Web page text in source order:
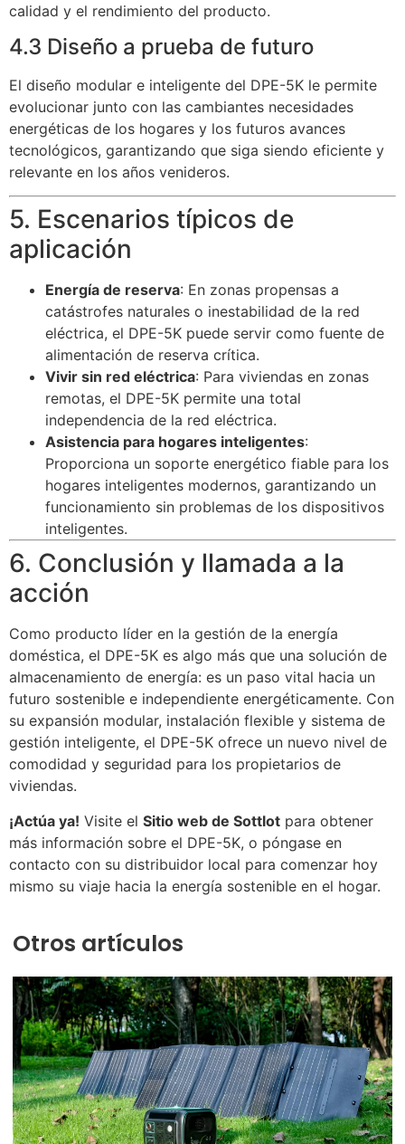
calidad y el rendimiento del producto.
4.3 Diseño a prueba de futuro
El diseño modular e inteligente del DPE-5K le permite
evolucionar junto con las cambiantes necesidades
energéticas de los hogares y los futuros avances
tecnológicos, garantizando que siga siendo eficiente y
relevante en los años venideros.
5. Escenarios típicos de
aplicación
Energía de reserva: En zonas propensas a
catástrofes naturales o inestabilidad de la red
eléctrica, el DPE-5K puede servir como fuente de
alimentación de reserva crítica.
Vivir sin red eléctrica: Para viviendas en zonas
remotas, el DPE-5K permite una total
independencia de la red eléctrica.
Asistencia para hogares inteligentes:
Proporciona un soporte energético fiable para los
hogares inteligentes modernos, garantizando un
funcionamiento sin problemas de los dispositivos
inteligentes.
6. Conclusión y llamada a la
acción
Como producto líder en la gestión de la energía
doméstica, el DPE-5K es algo más que una solución de
almacenamiento de energía: es un paso vital hacia un
futuro sostenible e independiente energéticamente. Con
su expansión modular, instalación flexible y sistema de
gestión inteligente, el DPE-5K ofrece un nuevo nivel de
comodidad y seguridad para los propietarios de
viviendas.
¡Actúa ya! Visite el Sitio web de Sottlot para obtener
más información sobre el DPE-5K, o póngase en
contacto con su distribuidor local para comenzar hoy
mismo su viaje hacia la energía sostenible en el hogar.
Otros artículos